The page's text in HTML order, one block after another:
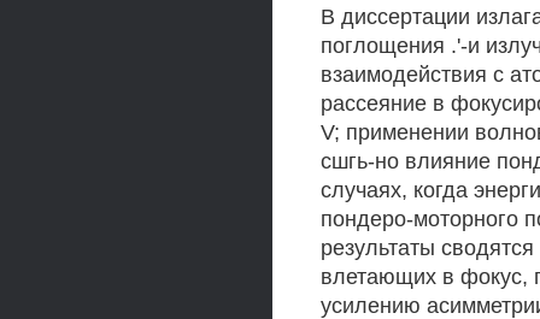
В диссертации
поглощения .'-и
взаимодействия с
рассеяние в
V; применении
сшгь-но влияние
случаях, когда
пондеро-моторного
результаты
влетающих в фокус,
усилению